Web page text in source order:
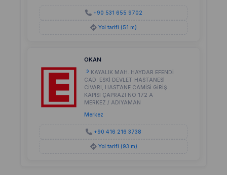
+90 531 655 9702
Yol tarifi (51 m)
OKAN
KAYALIK MAH. HAYDAR EFENDİ
CAD. ESKİ DEVLET HASTANESİ
CİVARI, HASTANE CAMİSİ GİRİŞ
KAPISI ÇAPRAZI NO:172 A
MERKEZ / ADIYAMAN
Merkez
+90 416 216 3738
Yol tarifi (93 m)